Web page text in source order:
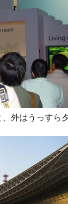
外はうっすら